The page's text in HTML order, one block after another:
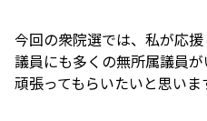
今回の衆院選では、私が応援
議員にも多くの無所属議員
頑張ってもらいたいと思いま